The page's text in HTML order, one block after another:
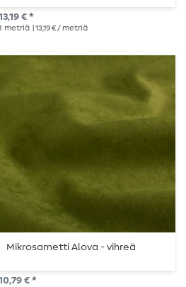
kangas
€ *
metriä | 13,19 € / metriä
Mikrosametti Alova - vihreä
€ *